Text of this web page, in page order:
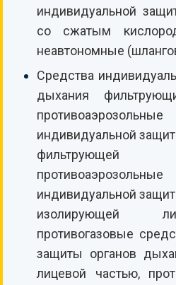
индивидуальной
со сжатым
неавтономные
Средства
дыхания
индивидуальной
фильтрующей
индивидуальной
изолирующей
противогазовые
защиты органов
лицевой частью,